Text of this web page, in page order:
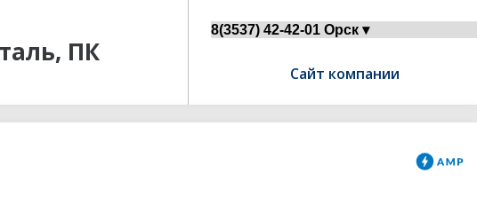
ПК
Сайт компании